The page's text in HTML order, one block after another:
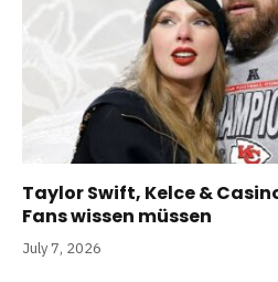
Taylor Swift, Kelce &
Fans wissen müssen
July 7, 2026